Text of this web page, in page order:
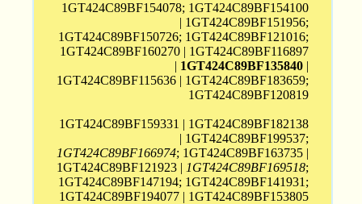
1GT424C89BF154078; 1GT424C89BF154100
| 1GT424C89BF151956;
1GT424C89BF150726; 1GT424C89BF121016;
1GT424C89BF160270 | 1GT424C89BF116897
| 1GT424C89BF135840 |
1GT424C89BF115636 | 1GT424C89BF183659;
1GT424C89BF120819
1GT424C89BF159331 | 1GT424C89BF182138
| 1GT424C89BF199537;
1GT424C89BF166974; 1GT424C89BF163735 |
1GT424C89BF121923 | 1GT424C89BF169518;
1GT424C89BF147194; 1GT424C89BF141931;
1GT424C89BF194077 | 1GT424C89BF153805